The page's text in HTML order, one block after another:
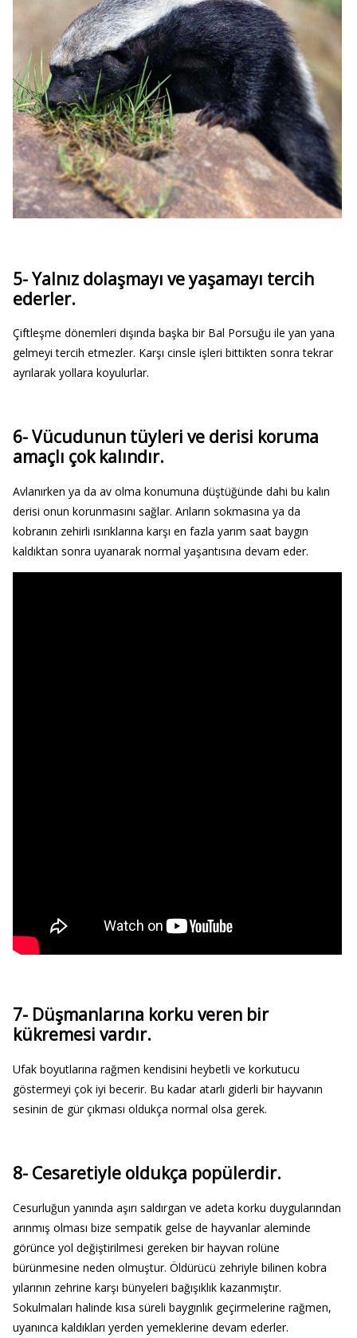
5- Yalnız dolaşmayı ve yaşamayı tercih
ederler.
Çiftleşme dönemleri dışında başka bir Bal Porsuğu ile yan yana
gelmeyi tercih etmezler. Karşı cinsle işleri bittikten sonra tekrar
ayrılarak yollara koyulurlar.
6- Vücudunun tüyleri ve derisi koruma
amaçlı çok kalındır.
Avlanırken ya da av olma konumuna düştüğünde dahi bu kalın
derisi onun korunmasını sağlar. Arıların sokmasına ya da
kobranın zehirli ısırıklarına karşı en fazla yarım saat baygın
kaldıktan sonra uyanarak normal yaşantısına devam eder.
7- Düşmanlarına korku veren bir
kükremesi vardır.
Ufak boyutlarına rağmen kendisini heybetli ve korkutucu
göstermeyi çok iyi becerir. Bu kadar atarlı giderli bir hayvanın
sesinin de gür çıkması oldukça normal olsa gerek.
8- Cesaretiyle oldukça popülerdir.
Cesurluğun yanında aşırı saldırgan ve adeta korku duygularından
arınmış olması bize sempatik gelse de hayvanlar aleminde
görünce yol değiştirilmesi gereken bir hayvan rolüne
bürünmesine neden olmuştur. Öldürücü zehriyle bilinen kobra
yılarının zehrine karşı bünyeleri bağışıklık kazanmıştır.
Sokulmaları halinde kısa süreli baygınlık geçirmelerine rağmen,
uyanınca kaldıkları yerden yemeklerine devam ederler.